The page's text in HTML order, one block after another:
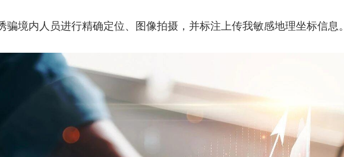
境内人员进行精确定位、图像拍摄，并标注上传我敏感地理坐标信息。